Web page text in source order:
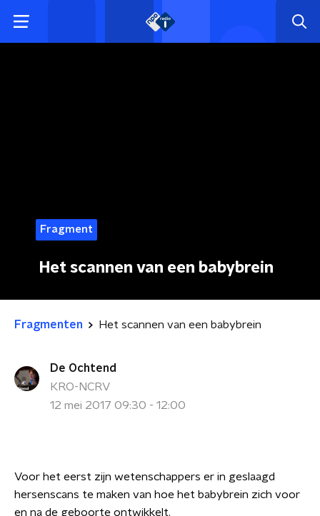
Fragment
Het scannen van een babybrein
Fragmenten Het scannen van een babybrein
De Ochtend
KRO-NCRV
12 mei 2017 09:30 - 12:00
Voor het eerst zijn wetenschappers er in geslaagd
hersenscans te maken van hoe het babybrein zich voor
en na de geboorte ontwikkelt.